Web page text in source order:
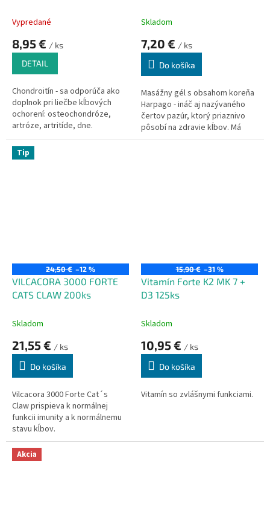
Vypredané
8,95 € / ks
DETAIL
Chondroitín - sa odporúča ako
doplnok pri liečbe kĺbových
ochorení: osteochondróze,
artróze, artritíde, dne.
Skladom
7,20 € / ks
Do košíka
Masážny gél s obsahom koreňa
Harpago - ináč aj nazývaného
čertov pazúr, ktorý priaznivo
pôsobí na zdravie kĺbov. Má
utišujúci, protizápalové,
Tip
24,50 € –12 %
VILCACORA 3000 FORTE
CATS CLAW 200ks
Skladom
21,55 € / ks
Do košíka
Vilcacora 3000 Forte Cat´s
Claw prispieva k normálnej
funkcii imunity a k normálnemu
stavu kĺbov.
15,90 € –31 %
Vitamín Forte K2 MK 7 +
D3 125ks
Skladom
10,95 € / ks
Do košíka
Vitamín so zvlášnymi funkciami.
Akcia